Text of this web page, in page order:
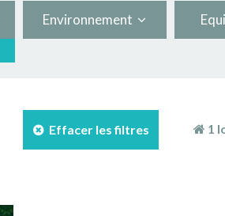
Environnement
Effacer les filtres 1